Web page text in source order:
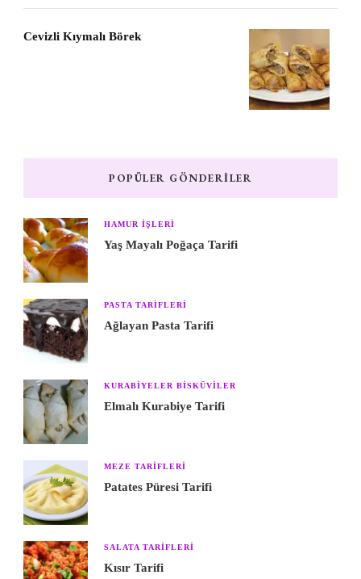
Cevizli Kıymalı Börek
POPÜLER GÖNDERILER
HAMUR IŞLERI
Yaş Mayalı Poğaça Tarifi
PASTA TARIFLERI
Ağlayan Pasta Tarifi
KURABIYELER BISKÜVILER
Elmalı Kurabiye Tarifi
MEZE TARIFLERI
Patates Püresi Tarifi
SALATA TARIFLERI
Kısır Tarifi